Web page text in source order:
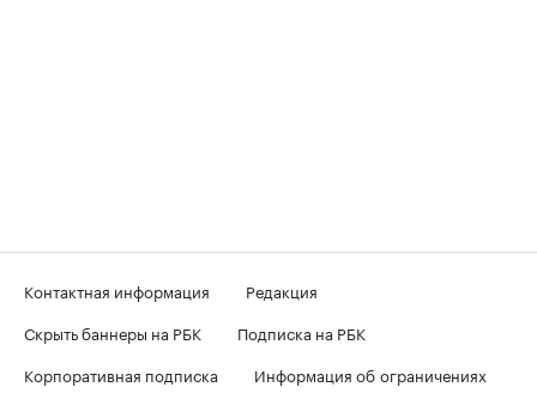
Контактная информация
Редакция
Скрыть баннеры на РБК
Подписка на РБК
Корпоративная подписка
Информация об ограничениях